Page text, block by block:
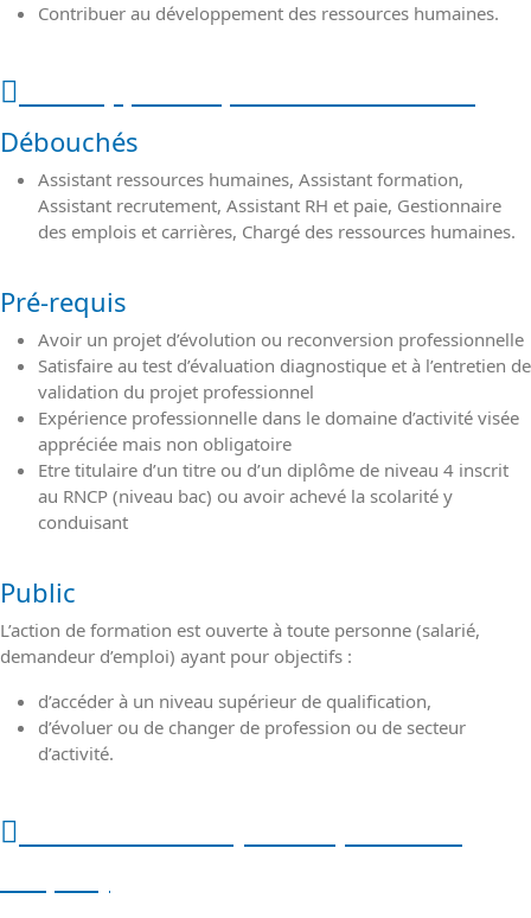
Contribuer au développement des ressources humaines.
Débouchés
Assistant ressources humaines, Assistant formation,
Assistant recrutement, Assistant RH et paie, Gestionnaire
des emplois et carrières, Chargé des ressources humaines.
Pré-requis
Avoir un projet d’évolution ou reconversion professionnelle
Satisfaire au test d’évaluation diagnostique et à l’entretien de
validation du projet professionnel
Expérience professionnelle dans le domaine d’activité visée
appréciée mais non obligatoire
Etre titulaire d’un titre ou d’un diplôme de niveau 4 inscrit
au RNCP (niveau bac) ou avoir achevé la scolarité y
conduisant
Public
L’action de formation est ouverte à toute personne (salarié,
demandeur d’emploi) ayant pour objectifs :
d’accéder à un niveau supérieur de qualification,
d’évoluer ou de changer de profession ou de secteur
d’activité.